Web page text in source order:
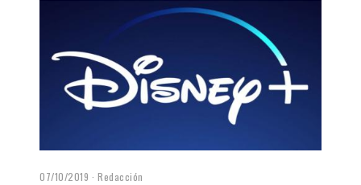
07/10/2019 Redacción